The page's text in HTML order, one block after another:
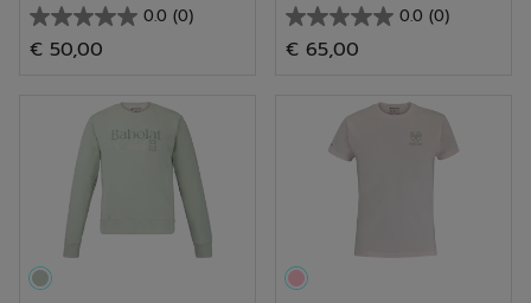
0.0 (0)
0.0
su
€ 50,00
0.0 (0)
0.0
su
€ 65,00